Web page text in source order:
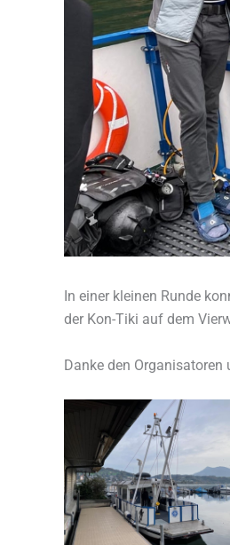
In einer kleinen Runde
der Kon-Tiki auf dem
Danke den Organisatoren